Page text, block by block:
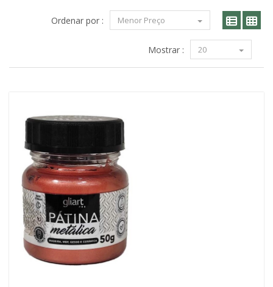
Ordenar por : Menor Preço
Mostrar : 20